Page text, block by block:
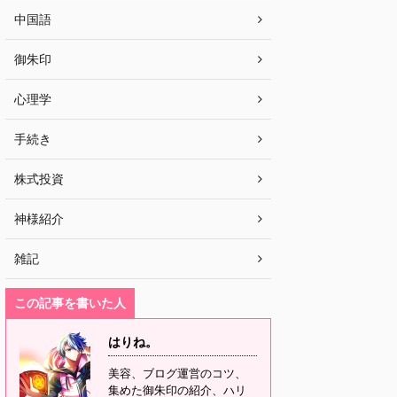
中国語
御朱印
心理学
手続き
株式投資
神様紹介
雑記
この記事を書いた人
はりね。
美容、ブログ運営のコツ、
集めた御朱印の紹介、ハリ